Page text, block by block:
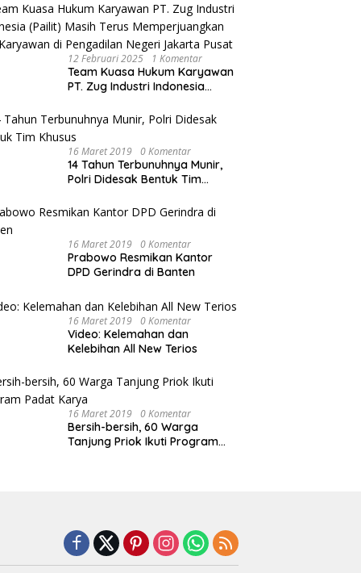
Pengaduan ke Mahkamah
Agung RI
12 Februari 2025 1 Komentar
Team Kuasa Hukum Karyawan
PT. Zug Industri Indonesia
Memperjuangkan Hak
Karyawan di Pengadilan Negeri
Jakarta Pusat
16 Maret 2019 0 Komentar
14 Tahun Terbunuhnya Munir,
Polri Didesak Bentuk Tim
16 Maret 2019 0 Komentar
Prabowo Resmikan Kantor
DPD Gerindra di Banten
16 Maret 2019 0 Komentar
Video: Kelemahan dan
Kelebihan All New Terios
16 Maret 2019 0 Komentar
Bersih-bersih, 60 Warga
Tanjung Priok Ikuti Program